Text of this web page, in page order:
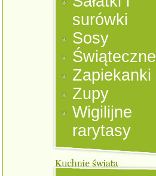
surówki
Sosy
Świąteczne
Zapiekanki
Zupy
Wigilijne
rarytasy